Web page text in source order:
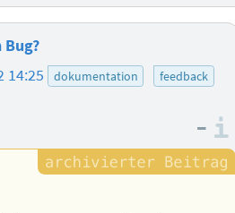
14:25 dokumentation
feedback
–